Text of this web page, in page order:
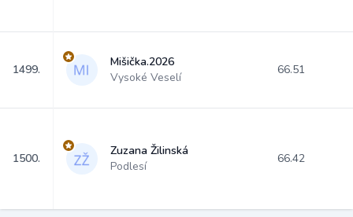
1499.
Mišička.2026
Vysoké Veselí
66.51
1500.
Zuzana Žilinská
Podlesí
66.42